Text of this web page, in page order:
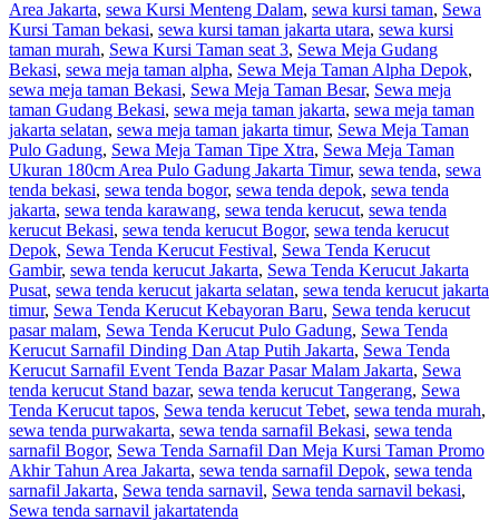
Area Jakarta, sewa Kursi Menteng Dalam, sewa kursi taman, Sewa
Kursi Taman bekasi, sewa kursi taman jakarta utara, sewa kursi
taman murah, Sewa Kursi Taman seat 3, Sewa Meja Gudang
Bekasi, sewa meja taman alpha, Sewa Meja Taman Alpha Depok,
sewa meja taman Bekasi, Sewa Meja Taman Besar, Sewa meja
taman Gudang Bekasi, sewa meja taman jakarta, sewa meja taman
jakarta selatan, sewa meja taman jakarta timur, Sewa Meja Taman
Pulo Gadung, Sewa Meja Taman Tipe Xtra, Sewa Meja Taman
Ukuran 180cm Area Pulo Gadung Jakarta Timur, sewa tenda, sewa
tenda bekasi, sewa tenda bogor, sewa tenda depok, sewa tenda
jakarta, sewa tenda karawang, sewa tenda kerucut, sewa tenda
kerucut Bekasi, sewa tenda kerucut Bogor, sewa tenda kerucut
Depok, Sewa Tenda Kerucut Festival, Sewa Tenda Kerucut
Gambir, sewa tenda kerucut Jakarta, Sewa Tenda Kerucut Jakarta
Pusat, sewa tenda kerucut jakarta selatan, sewa tenda kerucut jakarta
timur, Sewa Tenda Kerucut Kebayoran Baru, Sewa tenda kerucut
pasar malam, Sewa Tenda Kerucut Pulo Gadung, Sewa Tenda
Kerucut Sarnafil Dinding Dan Atap Putih Jakarta, Sewa Tenda
Kerucut Sarnafil Event Tenda Bazar Pasar Malam Jakarta, Sewa
tenda kerucut Stand bazar, sewa tenda kerucut Tangerang, Sewa
Tenda Kerucut tapos, Sewa tenda kerucut Tebet, sewa tenda murah,
sewa tenda purwakarta, sewa tenda sarnafil Bekasi, sewa tenda
sarnafil Bogor, Sewa Tenda Sarnafil Dan Meja Kursi Taman Promo
Akhir Tahun Area Jakarta, sewa tenda sarnafil Depok, sewa tenda
sarnafil Jakarta, Sewa tenda sarnavil, Sewa tenda sarnavil bekasi,
Sewa tenda sarnavil jakartatenda